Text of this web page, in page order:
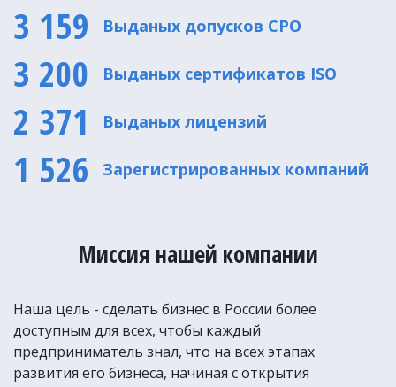
3 159 Выданых допусков CPO
3 200 Выданых сертификатов ISO
2 371 Выданых лицензий
1 526 Зарегистрированных компаний
Миссия нашей компании
Наша цель - сделать бизнес в России более
доступным для всех, чтобы каждый
предприниматель знал, что на всех этапах
развития его бизнеса, начиная с открытия